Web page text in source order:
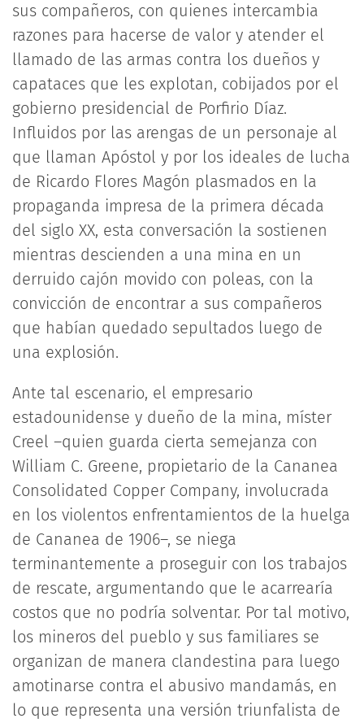
sus compañeros, con quienes intercambia
razones para hacerse de valor y atender el
llamado de las armas contra los dueños y
capataces que les explotan, cobijados por el
gobierno presidencial de Porfirio Díaz.
Influidos por las arengas de un personaje al
que llaman Apóstol y por los ideales de lucha
de Ricardo Flores Magón plasmados en la
propaganda impresa de la primera década
del siglo XX, esta conversación la sostienen
mientras descienden a una mina en un
derruido cajón movido con poleas, con la
convicción de encontrar a sus compañeros
que habían quedado sepultados luego de
una explosión.
Ante tal escenario, el empresario
estadounidense y dueño de la mina, míster
Creel –quien guarda cierta semejanza con
William C. Greene, propietario de la Cananea
Consolidated Copper Company, involucrada
en los violentos enfrentamientos de la huelga
de Cananea de 1906–, se niega
terminantemente a proseguir con los trabajos
de rescate, argumentando que le acarrearía
costos que no podría solventar. Por tal motivo,
los mineros del pueblo y sus familiares se
organizan de manera clandestina para luego
amotinarse contra el abusivo mandamás, en
lo que representa una versión triunfalista de